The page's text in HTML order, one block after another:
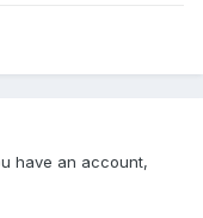
have an account,